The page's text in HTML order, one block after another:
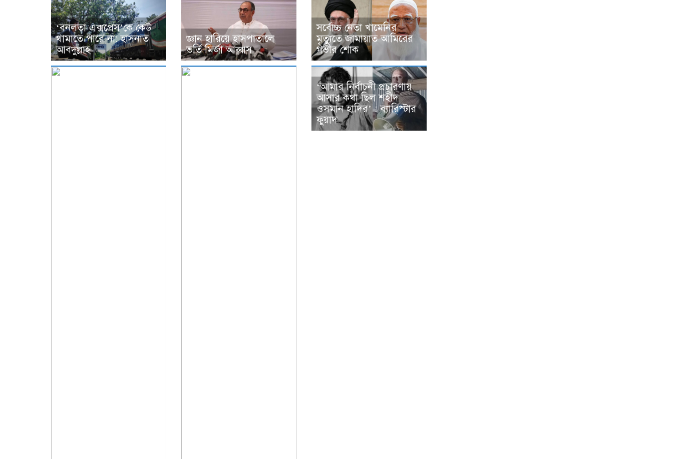
‘বনলতা এক্সপ্রেস’কে কেউ
থামাতে পারে না: হাসনাত
আবদুল্লাহ
জ্ঞান হারিয়ে হাসপাতালে
ভর্তি মির্জা আব্বাস
সর্বোচ্চ নেতা খামেনির
মৃত্যুতে জামায়াত আমিরের
গভীর শোক
‘আমার নির্বাচনী প্রচারণায়
আসার কথা ছিল শহীদ
ওসমান হাদির’ : ব্যারিস্টার
ফুয়াদ